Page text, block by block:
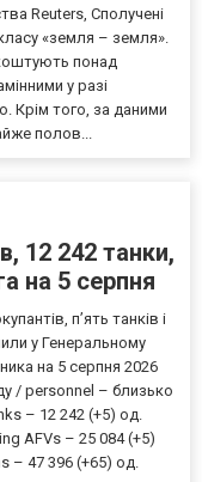
Reuters, Сполучені
«земля – земля».
понад
у разі
Крім того, за даними
полов...
12 242 танки,
на 5 серпня
пʼять танків і
у Генеральному
на 5 серпня 2026
/ personnel – близько
– 12 242 (+5) од.
AFVs – 25 084 (+5)
– 47 396 (+65) од.